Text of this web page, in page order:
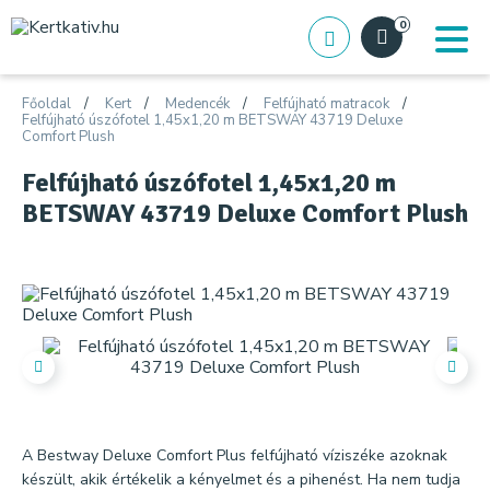
0
Főoldal Kert Medencék
Felfújható matracok
Felfújható úszófotel 1,45x1,20 m BETSWAY 43719 Deluxe
Comfort Plush
Felfújható úszófotel 1,45x1,20 m
BETSWAY 43719 Deluxe Comfort Plush
A Bestway Deluxe Comfort Plus felfújható víziszéke azoknak
készült, akik értékelik a kényelmet és a pihenést. Ha nem tudja